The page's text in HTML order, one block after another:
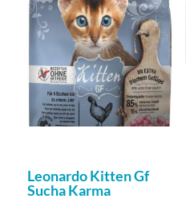
Leonardo Kitten Gf
Sucha Karma